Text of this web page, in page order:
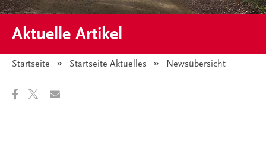
Aktuelle Artikel
Startseite Startseite Aktuelles Angezeigt:
Newsübersicht